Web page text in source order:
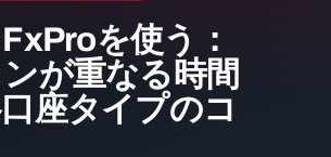
を使う：
が重なる時間
座タイプのコ